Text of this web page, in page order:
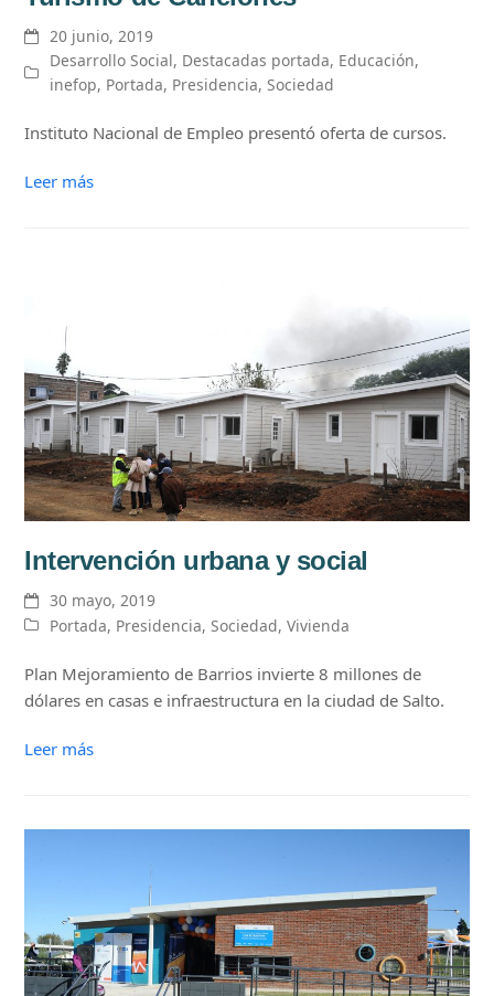
20 junio, 2019
Desarrollo Social, Destacadas portada, Educación,
inefop, Portada, Presidencia,Sociedad
Instituto Nacional de Empleo presentó oferta de cursos.
Leer más
Intervención urbana y social
30 mayo, 2019
Portada, Presidencia,Sociedad,Vivienda
Plan Mejoramiento de Barrios invierte 8 millones de
dólares en casas e infraestructura en la ciudad de Salto.
Leer más